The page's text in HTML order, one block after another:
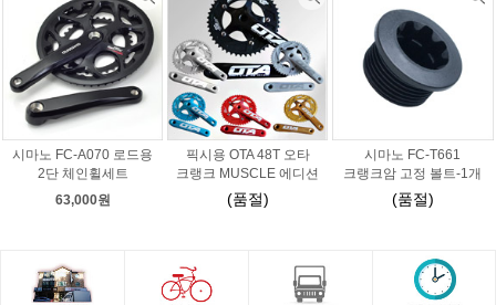
시마노 FC-A070 로드용
2단 체인휠세트
63,000원
픽시용 OTA 48T 오타
크랭크 MUSCLE 에디션
(품절)
시마노 FC-T661
크랭크암 고정 볼트-1개
(품절)